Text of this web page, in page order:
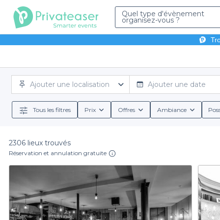
Quel type d'évènement
organisez-vous ?
Ajouter une localisation Ajouter une date
Tous les filtres Prix Offres Ambiance
2306 lieux trouvés
Réservation et annulation gratuite